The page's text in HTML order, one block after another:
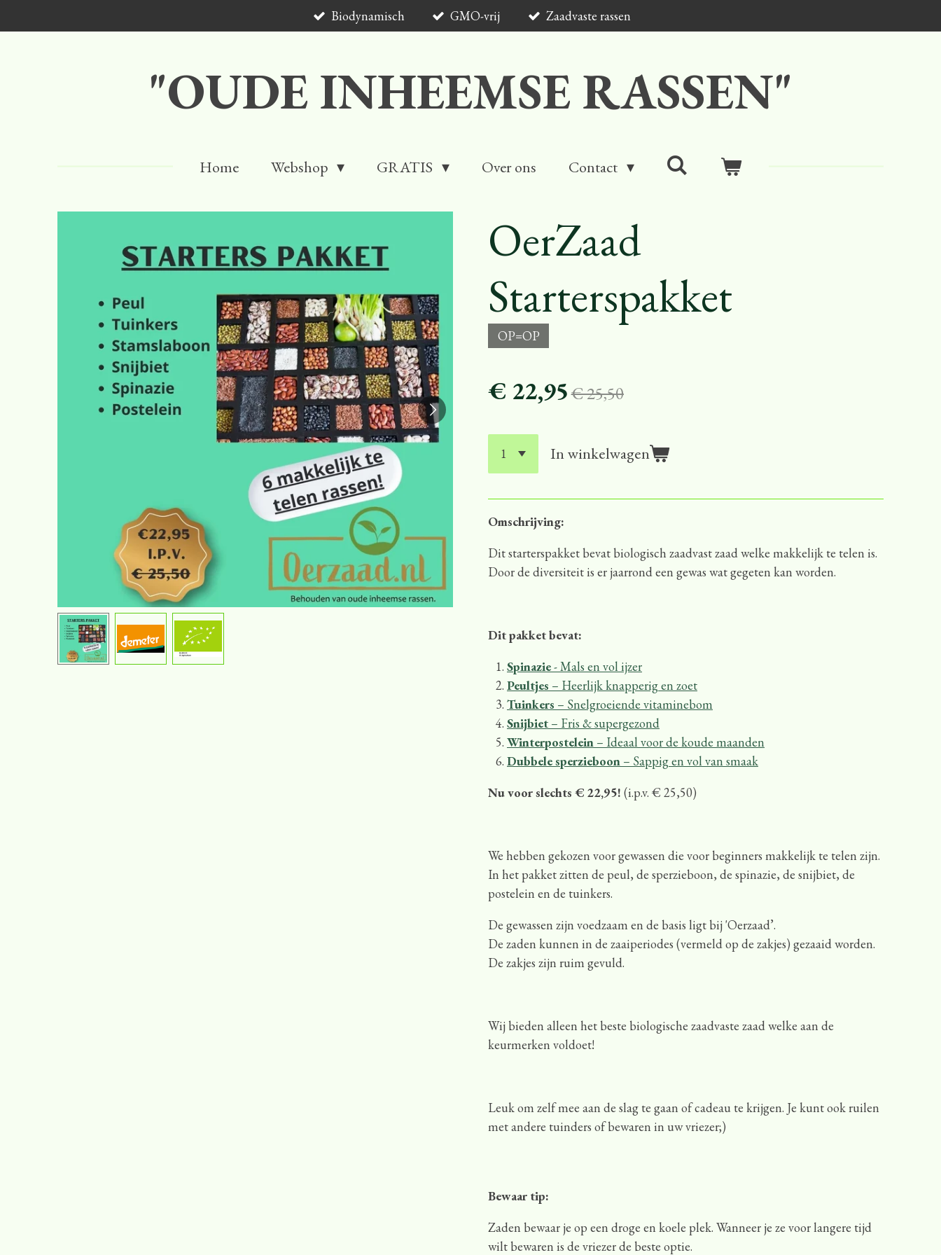
direct
Biodynamisch GMO-vrij Zaadvaste rassen
"OUDE INHEEMSE RASSEN"
Home Webshop GRATIS Over ons Contact
OerZaad
Starterspakket
OP=OP
€ 22,95€ 25,50
In winkelwagen
Omschrijving:
Dit starterspakket bevat biologisch zaadvast zaad welke makkelijk te telen is.
Door de diversiteit is er jaarrond een gewas wat gegeten kan worden.
Dit pakket bevat:
Spinazie- Mals en vol ijzer
Peultjes – Heerlijk knapperig en zoet
Tuinkers – Snelgroeiende vitaminebom
Snijbiet – Fris & supergezond
Winterpostelein – Ideaal voor de koude maanden
Dubbele sperzieboon – Sappig en vol van smaak
Nu voor slechts € 22,95! (i.p.v. € 25,50)
We hebben gekozen voor gewassen die voor beginners makkelijk te telen zijn.
In het pakket zitten de peul, de sperzieboon, de spinazie, de snijbiet, de
postelein en de tuinkers.
De gewassen zijn voedzaam en de basis ligt bij 'Oerzaad’.
De zaden kunnen in de zaaiperiodes (vermeld op de zakjes) gezaaid worden.
De zakjes zijn ruim gevuld.
Wij bieden alleen het beste biologische zaadvaste zaad welke aan de
keurmerken voldoet!
Leuk om zelf mee aan de slag te gaan of cadeau te krijgen. Je kunt ook ruilen
met andere tuinders of bewaren in uw vriezer;)
Bewaar tip:
Zaden bewaar je op een droge en koele plek. Wanneer je ze voor langere tijd
wilt bewaren is de vriezer de beste optie.